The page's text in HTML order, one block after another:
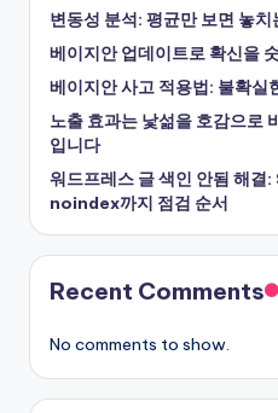
변동성 분석: 평균만 보면 놓
베이지안 업데이트로 확신을
베이지안 사고 적용법: 불확실
노출 효과는 낯섦을 호감으로
입니다
워드프레스 글 색인 안됨 해
noindex까지 점검 순서
Recent Comments
No comments to show.